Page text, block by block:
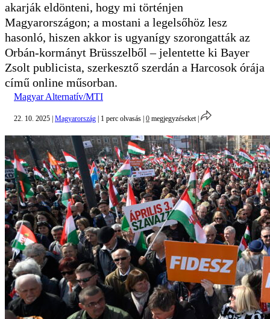
akarják eldönteni, hogy mi történjen
Magyarországon; a mostani a legelsőhöz lesz
hasonló, hiszen akkor is ugyanígy szorongatták az
Orbán-kormányt Brüsszelből – jelentette ki Bayer
Zsolt publicista, szerkesztő szerdán a Harcosok órája
című online műsorban.
Magyar Alternatív/MTI
22. 10. 2025 Magyarország 1 perc olvasás 0 megjegyzéseket